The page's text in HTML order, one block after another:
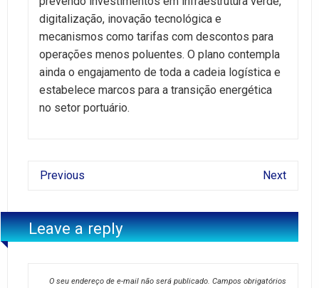
digitalização, inovação tecnológica e
mecanismos como tarifas com descontos para
operações menos poluentes. O plano contempla
ainda o engajamento de toda a cadeia logística e
estabelece marcos para a transição energética
no setor portuário.
Previous Next
Leave a reply
O seu endereço de e-mail não será publicado. Campos obrigatórios